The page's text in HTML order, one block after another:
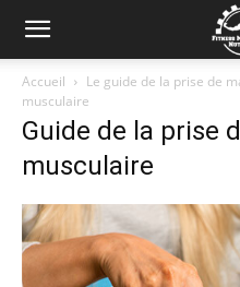
Accueil Le guide de la prise de
musculaire
Guide de la prise
musculaire